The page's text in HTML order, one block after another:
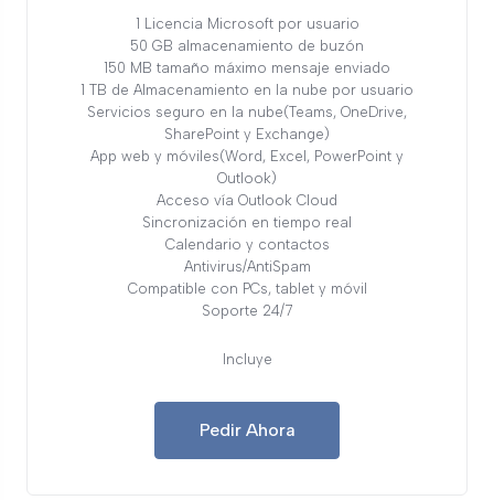
Incluye
1 Licencia Microsoft por usuario
50 GB almacenamiento de buzón
150 MB tamaño máximo mensaje enviado
1 TB de Almacenamiento en la nube por usuario
Servicios seguro en la nube(Teams, OneDrive,
SharePoint y Exchange)
App web y móviles(Word, Excel, PowerPoint y
Outlook)
Acceso vía Outlook Cloud
Sincronización en tiempo real
Calendario y contactos
Antivirus/AntiSpam
Compatible con PCs, tablet y móvil
Soporte 24/7
Pedir Ahora